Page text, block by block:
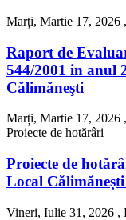
Marți, Martie 17, 2026 ,
Raport de
544/2001 in anul
Călimăneşti
Marți, Martie 17, 2026 ,
Proiecte de hotărâri
Proiecte de
Local
Vineri, Iulie 31, 2026 ,